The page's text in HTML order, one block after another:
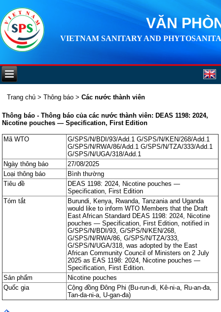
VĂN
VIETNAM SANITARY AND
Trang chủ >Thông báo >Các nước thành viên
Thông báo - Thông báo của các nước thành viên: DEAS 1198: 2024,
Nicotine pouches — Specification, First Edition
Mã WTO
G/SPS/N/BDI/93/Add.1 G/SPS/N/KEN/268/Add.1
G/SPS/N/RWA/86/Add.1 G/SPS/N/TZA/333/Add.1
G/SPS/N/UGA/318/Add.1
Ngày thông báo
27/08/2025
Loại thông báo
Bình thường
Tiêu đề
DEAS 1198: 2024, Nicotine pouches —
Specification, First Edition
Tóm tắt
Burundi, Kenya, Rwanda, Tanzania and Uganda
would like to inform WTO Members that the Draft
East African Standard DEAS 1198: 2024, Nicotine
pouches — Specification, First Edition, notified in
G/SPS/N/BDI/93, G/SPS/N/KEN/268,
G/SPS/N/RWA/86, G/SPS/N/TZA/333,
G/SPS/N/UGA/318, was adopted by the East
African Community Council of Ministers on 2 July
2025 as EAS 1198: 2024, Nicotine pouches —
Specification, First Edition.
Sản phẩm
Nicotine pouches
Quốc gia
Cộng đồng Đông Phi (Bu-run-đi, Kê-ni-a, Ru-an-đa,
Tan-da-ni-a, U-gan-đa)